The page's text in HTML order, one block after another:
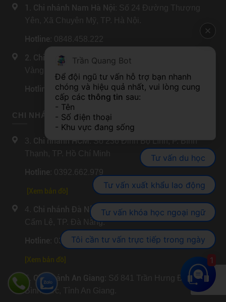
1. Chi nhánh Nam Hà Nội: Số 24 Đường Thượng
Yên, Xã Chuyên Mỹ, TP. Hà Nội.
Hotline: 0848.458.222
2. Chi nhánh Ninh Bình: Số 8 ngõ 37 Đường Núi
Vàng, P. Trung Sơn, Tỉnh Ninh Bình.
Hotline : 0374.654.558
CHI NHÁNH MIỀN TRUNG – MIỀN NAM
3. Chi nhánh HCM: Số 236 Đinh Bộ Lĩnh, P. Bình
Thạnh, TP. Hồ Chí Minh
Hotline: 0392.662.979
[Xem bản đồ]
4. Chi nhánh Đà Nẵng: Số 204 Lương Nhữ Hộc, P.
Cẩm Lệ, TP. Đà Nẵng.
Hotline: 0326.016.579
Xem bản đồ
5. Chi nhánh An Giang: Số 841 Trần Hưng Đạo, P.
Bình Đức, Tỉnh An Giang.
Trần Quang Bot
Để đội ngũ tư vấn hỗ trợ bạn nhanh
chóng và hiệu quả nhất, vui lòng cung
cấp các thông tin sau:
- Tên
- Số điện thoại
- Khu vực đang sống
Tư vấn du học
Tư vấn xuất khẩu lao động
Tư vấn khóa học ngoại ngữ
Tôi cần tư vấn trực tiếp trong ngày
1